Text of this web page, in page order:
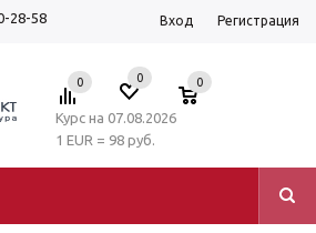
28-58 Вход Регистрация
0 0 0
Курс на 07.08.2026
1 EUR = 98 руб.